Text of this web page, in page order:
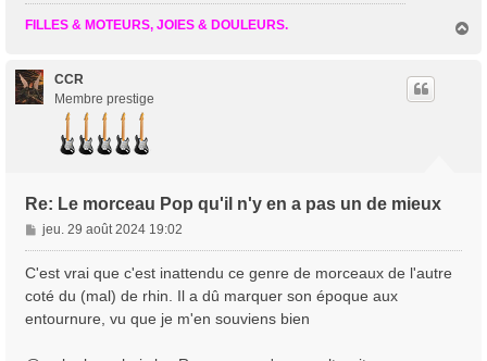
g
e
FILLES & MOTEURS, JOIES & DOULEURS.
CCR
Membre prestige
Re: Le morceau Pop qu'il n'y en a pas un de mieux
M
e
s
g
jeu. 29 août 2024 19:02
C'est vrai que c'est inattendu ce genre de morceaux de l'autre
coté du (mal) de rhin. Il a dû marquer son époque aux
entournure, vu que je m'en souviens bien